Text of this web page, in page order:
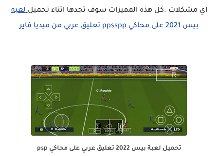
اي مشكلات .كل هذه المميزات سوف تجدها اثناء تحميل لعبه
بيس 2021 على محاكي ppsspp تعليق عربي من ميديا فاير
تحميل لعبة بيس 2022 تعليق عربي على محاكي psp